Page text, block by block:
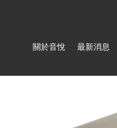
關於音悅 最新消息